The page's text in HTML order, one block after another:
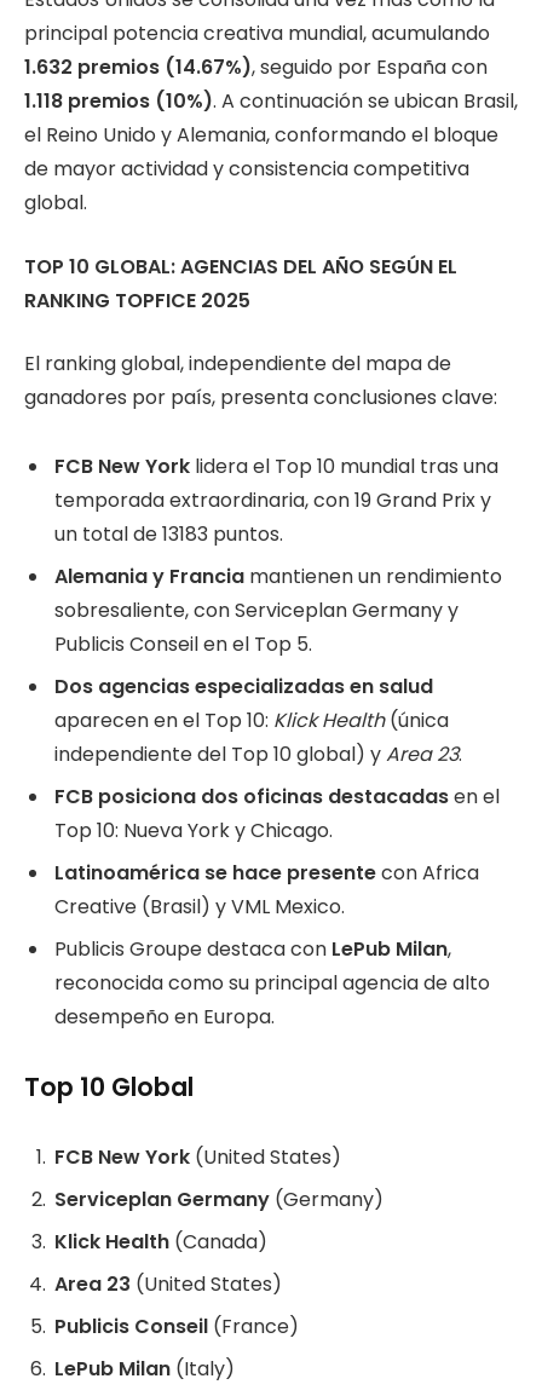
principal potencia creativa mundial, acumulando
1.632 premios (14.67%), seguido por España con
1.118 premios (10%). A continuación se ubican Brasil,
el Reino Unido y Alemania, conformando el bloque
de mayor actividad y consistencia competitiva
global.
TOP 10 GLOBAL: AGENCIAS DEL AÑO SEGÚN EL
RANKING TOPFICE 2025
El ranking global, independiente del mapa de
ganadores por país, presenta conclusiones clave:
FCB New York lidera el Top 10 mundial tras una
temporada extraordinaria, con 19 Grand Prix y
un total de 13183 puntos.
Alemania y Francia mantienen un rendimiento
sobresaliente, con Serviceplan Germany y
Publicis Conseil en el Top 5.
Dos agencias especializadas en salud
aparecen en el Top 10: Klick Health(única
independiente del Top 10 global) yArea 23.
FCB posiciona dos oficinas destacadasen el
Top 10: Nueva York y Chicago.
Latinoamérica se hace presentecon Africa
Creative (Brasil) y VML Mexico.
Publicis Groupe destaca con LePub Milan,
reconocida como su principal agencia de alto
desempeño en Europa.
Top 10 Global
FCB New York (United States)
Serviceplan Germany (Germany)
Klick Health (Canada)
Area 23 (United States)
Publicis Conseil (France)
LePub Milan (Italy)